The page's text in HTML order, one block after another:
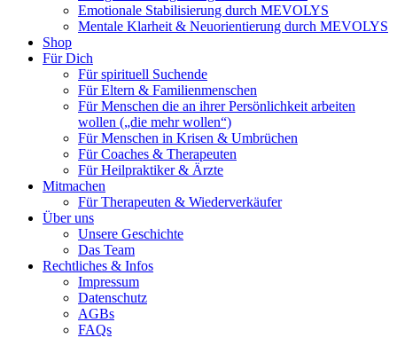
Emotionale Stabilisierung durch MEVOLYS
Mentale Klarheit & Neuorientierung durch MEVOLYS
Shop
Für Dich
Für spirituell Suchende
Für Eltern & Familienmenschen
Für Menschen die an ihrer Persönlichkeit arbeiten
wollen („die mehr wollen“)
Für Menschen in Krisen & Umbrüchen
Für Coaches & Therapeuten
Für Heilpraktiker & Ärzte
Mitmachen
Für Therapeuten & Wiederverkäufer
Über uns
Unsere Geschichte
Das Team
Rechtliches & Infos
Impressum
Datenschutz
AGBs
FAQs